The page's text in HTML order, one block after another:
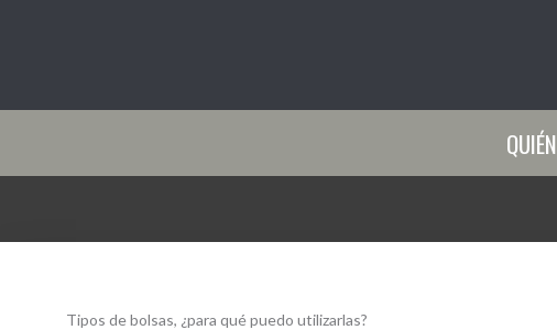
Tipos de bolsas, ¿para qué puedo utilizarlas?